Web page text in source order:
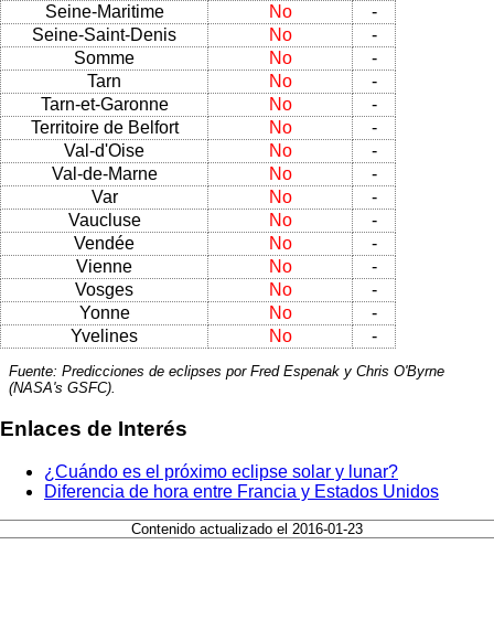
Seine-Maritime
No
-
Seine-Saint-Denis
No
-
Somme
No
-
Tarn
No
-
Tarn-et-Garonne
No
-
Territoire de Belfort
No
-
Val-d'Oise
No
-
Val-de-Marne
No
-
Var
No
-
Vaucluse
No
-
Vendée
No
-
Vienne
No
-
Vosges
No
-
Yonne
No
-
Yvelines
No -
Fuente: Predicciones de eclipses por Fred Espenak y Chris O'Byrne
(NASA's GSFC).
Enlaces de Interés
¿Cuándo es el próximo eclipse solar y lunar?
Diferencia de hora entre Francia y Estados Unidos
Contenido actualizado el 2016-01-23